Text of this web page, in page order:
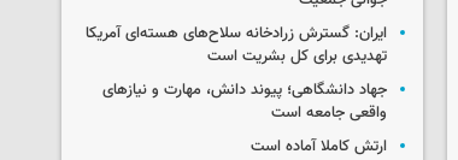
ایران: گسترش زرادخانه سلاح‌های هسته‌ای آمریکا
تهدیدی برای کل بشریت است
جهاد دانشگاهی؛ پیوند دانش، مهارت و نیازهای
واقعی جامعه است
ارتش کاملا آماده است